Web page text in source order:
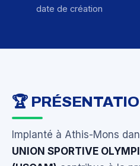
date de création
🏆
Implanté à Athis-Mons
UNION SPORTIVE